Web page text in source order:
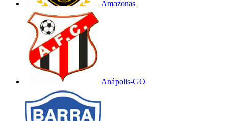
Amazonas
Anápolis-GO